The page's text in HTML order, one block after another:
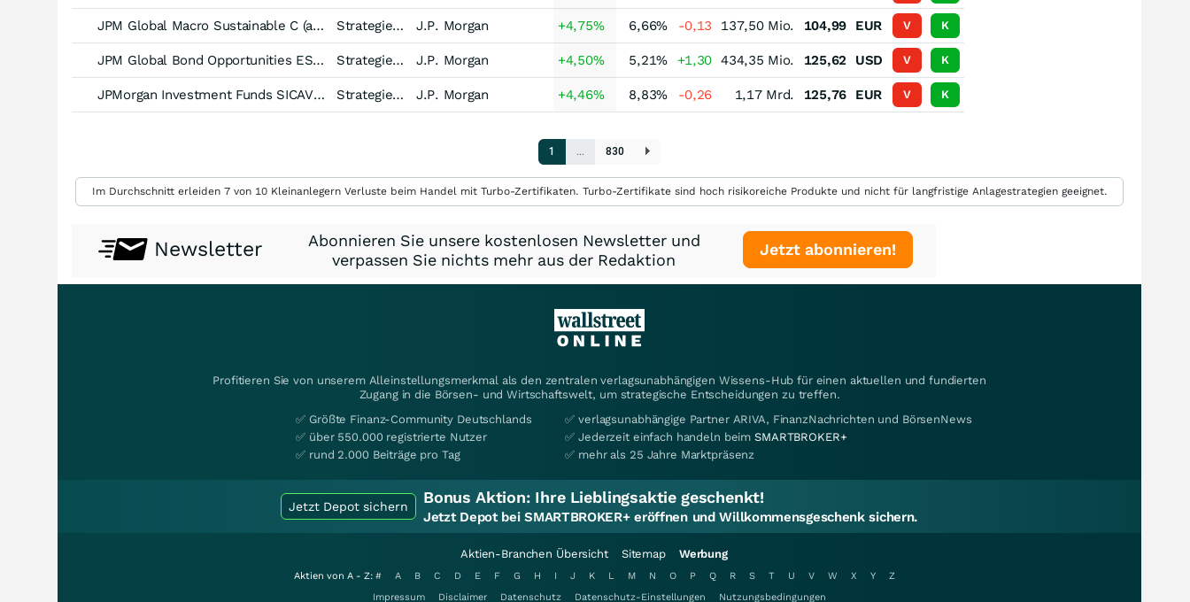
JPM Global Macro Sustainable C (acc) - EUR Strategiefonds Multi-Asset-Strategie Makro dynamisch Welt J.P. Morgan +4,75% 6,66% -0,13 137,50 Mio. 104,99 EUR V K
JPM Global Bond Opportunities ESG Fund C (acc) - USD Strategiefonds Renten-Strategie Bond L/S Welt J.P. Morgan +4,50% 5,21% +1,30 434,35 Mio. 125,62 USD V K
JPMorgan Investment Funds SICAV - Global Macro Opportunities Fund -X (acc) EUR- Strategiefonds Multi-Asset-Strategie Makro dynamisch Welt J.P. Morgan +4,46% 8,83% -0,26 1,17 Mrd. 125,76 EUR V K
1
… 830
Im Durchschnitt erleiden 7 von 10 Kleinanlegern Verluste beim Handel mit Turbo-Zertifikaten. Turbo-Zertifikate sind hoch risikoreiche Produkte und nicht für langfristige Anlagestrategien geeignet.
Newsletter
Abonnieren Sie unsere kostenlosen Newsletter und
verpassen Sie nichts mehr aus der Redaktion
Jetzt abonnieren!
Profitieren Sie von unserem Alleinstellungsmerkmal als den zentralen verlagsunabhängigen Wissens-Hub für einen aktuellen und fundierten
Zugang in die Börsen- und Wirtschaftswelt, um strategische Entscheidungen zu treffen.
✅ Größte Finanz-Community Deutschlands
✅ über 550.000 registrierte Nutzer
✅ rund 2.000 Beiträge pro Tag
✅ verlagsunabhängige Partner ARIVA, FinanzNachrichten und BörsenNews
✅ Jederzeit einfach handeln beimSMARTBROKER+
✅ mehr als 25 Jahre Marktpräsenz
Jetzt Depot sichern Bonus Aktion: Ihre Lieblingsaktie geschenkt!
Jetzt Depot bei SMARTBROKER+ eröffnen und Willkommensgeschenk sichern.
Aktien-Branchen Übersicht Sitemap Werbung
Aktien von A - Z: # A B C D E F G H I J K L M N O P Q R S T U V W X Y
Z
Impressum
Disclaimer Datenschutz Datenschutz-Einstellungen Nutzungsbedingungen